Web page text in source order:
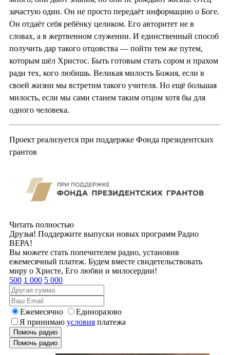
зачастую один. Он не просто передаёт информацию о Боге.
Он отдаёт себя ребёнку целиком. Его авторитет не в
словах, а в жертвенном служении. И единственный способ
получить дар такого отцовства — пойти тем же путем,
которым шёл Христос. Быть готовым стать сором и прахом
ради тех, кого любишь. Великая милость Божия, если в
своей жизни мы встретим такого учителя. Но ещё большая
милость, если мы сами станем таким отцом хотя бы для
одного человека.
Проект реализуется при поддержке Фонда президентских
грантов
Читать полностью
Друзья! Поддержите выпуски новых программ Радио
ВЕРА!
Вы можете стать попечителем радио, установив
ежемесячный платеж. Будем вместе свидетельствовать
миру о Христе, Его любви и милосердии!
500 1 000 5 000
Ежемесячно
Единоразово
Я принимаю условия платежа
Помочь радио
Помочь радио